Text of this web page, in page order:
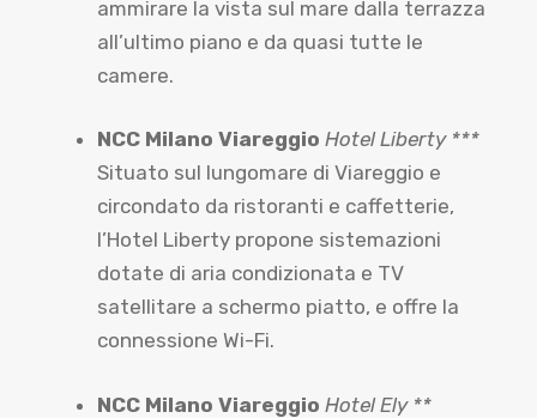
ammirare la vista sul mare dalla terrazza
all’ultimo piano e da quasi tutte le
camere.
NCC Milano Viareggio Hotel Liberty ***
Situato sul lungomare di Viareggio e
circondato da ristoranti e caffetterie,
l’Hotel Liberty propone sistemazioni
dotate di aria condizionata e TV
satellitare a schermo piatto, e offre la
connessione Wi-Fi.
NCC Milano Viareggio Hotel Ely **